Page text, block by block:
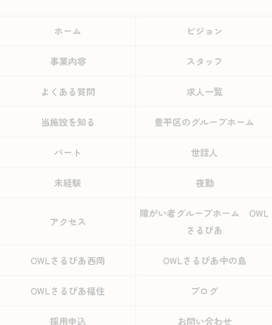
ホーム ビジョン
事業内容 スタッフ
よくある質問 求人一覧
当施設を知る 豊平区のグループホーム
パート 世話人
未経験 夜勤
アクセス
障がい者グループホーム OWL
さるびあ
OWLさるびあ西岡 OWLさるびあ中の島
OWLさるびあ福住 ブログ
採用申込 お問い合わせ